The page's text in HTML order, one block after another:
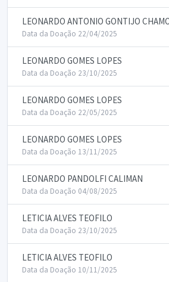
LEONARDO ANTONIO GONTIJO
Data da Doação 22/04/2025
LEONARDO GOMES LOPES
Data da Doação 23/10/2025
LEONARDO GOMES LOPES
Data da Doação 22/05/2025
LEONARDO GOMES LOPES
Data da Doação 13/11/2025
LEONARDO PANDOLFI CALIMAN
Data da Doação 04/08/2025
LETICIA ALVES TEOFILO
Data da Doação 23/10/2025
LETICIA ALVES TEOFILO
Data da Doação 10/11/2025